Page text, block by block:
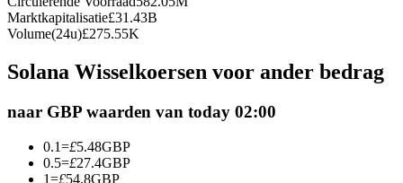
Kopiëren Handel
Sluit je aan bij top traders
Marktkapitalisatie£31.43B
Volume(24u)£275.55K
Solana Wisselkoersen voor ander bedrag
naar GBP waarden van today 02:00
0.1=£5.48GBP
0.5=£27.4GBP
1=£54.8GBP